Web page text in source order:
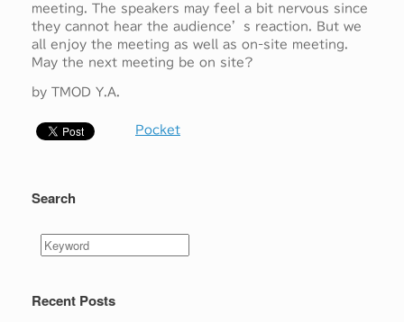
meeting. The speakers may feel a bit nervous since
they cannot hear the audience’s reaction. But we
all enjoy the meeting as well as on-site meeting.
May the next meeting be on site?
by TMOD Y.A.
Pocket
Search
Recent Posts